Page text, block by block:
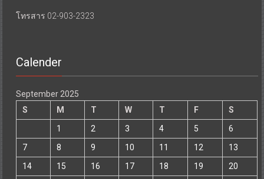
โทรสาร 02-903-2323
Calender
September 2025
S
M T W T F
S
1
2 3 4 5
6
7
8 9 10 11 12
13
14
15 16 17 18 19 20